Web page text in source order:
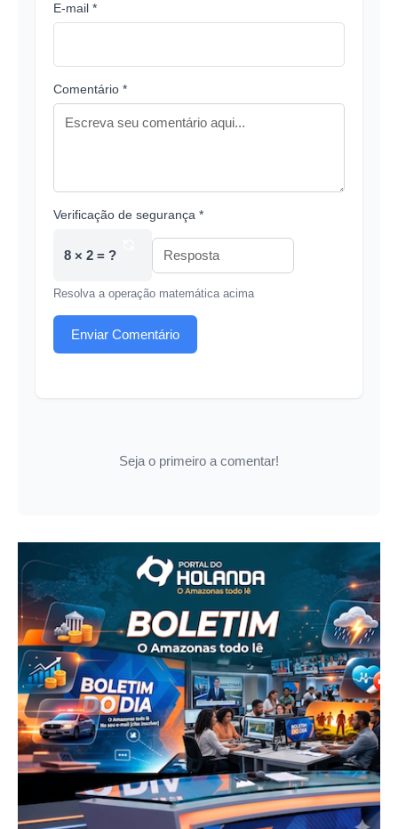
E-mail *
Comentário *
Verificação de segurança *
8 × 2 = ?
Resolva a operação matemática acima
Enviar Comentário
Seja o primeiro a comentar!